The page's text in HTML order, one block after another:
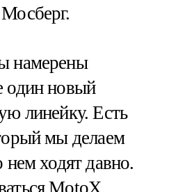
намерены
один новый
линейку. Есть
мы делаем
нем ходят давно.